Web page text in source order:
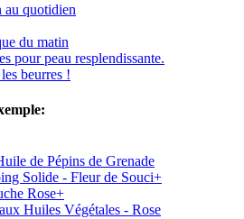
au quotidien
du matin
pour peau resplendissante.
beurres !
de Pépins de Grenade
Solide - Fleur de Souci+
Rose+
Huiles Végétales - Rose